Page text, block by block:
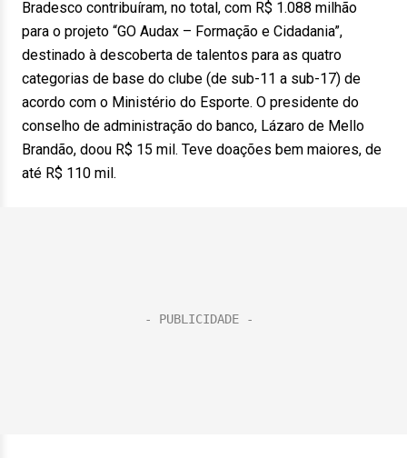
Bradesco contribuíram, no total, com R$ 1.088 milhão
para o projeto “GO Audax – Formação e Cidadania”,
destinado à descoberta de talentos para as quatro
categorias de base do clube (de sub-11 a sub-17) de
acordo com o Ministério do Esporte. O presidente do
conselho de administração do banco, Lázaro de Mello
Brandão, doou R$ 15 mil. Teve doações bem maiores, de
até R$ 110 mil.